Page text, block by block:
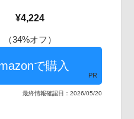
4,224
（34%オフ）
PR
最終情報確認日：2026/05/20